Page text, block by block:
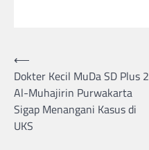
Navigasi
pos
⟵
Dokter Kecil MuDa SD Plus 2
Al-Muhajirin Purwakarta
Sigap Menangani Kasus di
UKS